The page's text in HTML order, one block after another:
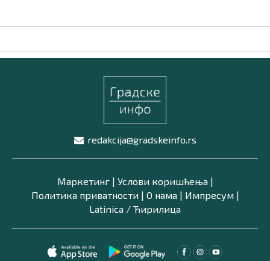
redakcija@gradskeinfo.rs
Маркетинг| Услови коришћења|
Политика приватности| О нама| Импресум|
Latinica / Ћирилица